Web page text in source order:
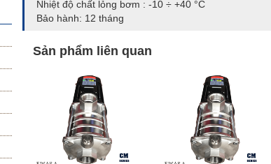
Nhiệt độ chất lỏng bơm : -10 ÷ +40 °C
Bảo hành: 12 tháng
Sản phẩm liên quan